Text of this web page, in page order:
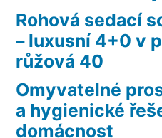
Rohová sedací
– luxusní 4+0 v
růžová 40
Omyvatelné
a hygienické
domácnost